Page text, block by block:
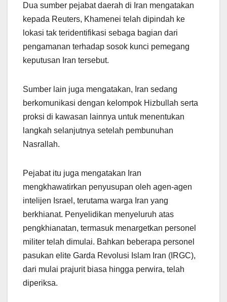
Dua sumber pejabat daerah di Iran mengatakan
kepada Reuters, Khamenei telah dipindah ke
lokasi tak teridentifikasi sebaga bagian dari
pengamanan terhadap sosok kunci pemegang
keputusan Iran tersebut.
Sumber lain juga mengatakan, Iran sedang
berkomunikasi dengan kelompok Hizbullah serta
proksi di kawasan lainnya untuk menentukan
langkah selanjutnya setelah pembunuhan
Nasrallah.
Pejabat itu juga mengatakan Iran
mengkhawatirkan penyusupan oleh agen-agen
intelijen Israel, terutama warga Iran yang
berkhianat. Penyelidikan menyeluruh atas
pengkhianatan, termasuk menargetkan personel
militer telah dimulai. Bahkan beberapa personel
pasukan elite Garda Revolusi Islam Iran (IRGC),
dari mulai prajurit biasa hingga perwira, telah
diperiksa.